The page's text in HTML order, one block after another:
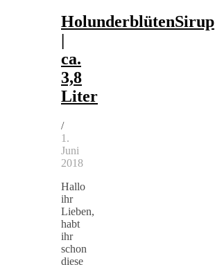
HolunderblütenSirup
|
ca.
3,8
Liter
/
1.
Juni
2018
Hallo
ihr
Lieben,
habt
ihr
schon
diese